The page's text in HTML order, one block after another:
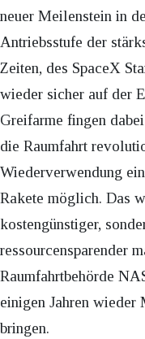
neuer Meilenstein in
Antriebsstufe der
Zeiten, des SpaceX
wieder sicher auf der
Greifarme fingen
die Raumfahrt
Wiederverwendung
Rakete möglich. Das
kostengünstiger,
ressourcensparender
Raumfahrtbehörde
einigen Jahren wieder
bringen.